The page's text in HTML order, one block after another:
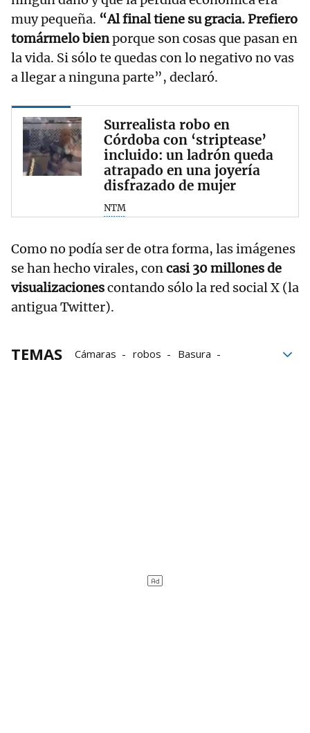
muy pequeña. “Al final tiene su gracia. Prefiero
tomármelo bienporque son cosas que pasan en
la vida. Si sólo te quedas con lo negativo no vas
a llegar a ninguna parte”, declaró.
Surrealista robo en
Córdoba con ‘striptease’
incluido: un ladrón queda
atrapado en una joyería
disfrazado de mujer
NTM
Como no podía ser de otra forma, las imágenes
se han hecho virales, concasi 30 millones de
visualizacionescontando sólo la red social X (la
antigua Twitter).
TEMAS Cámaras robos
Basura